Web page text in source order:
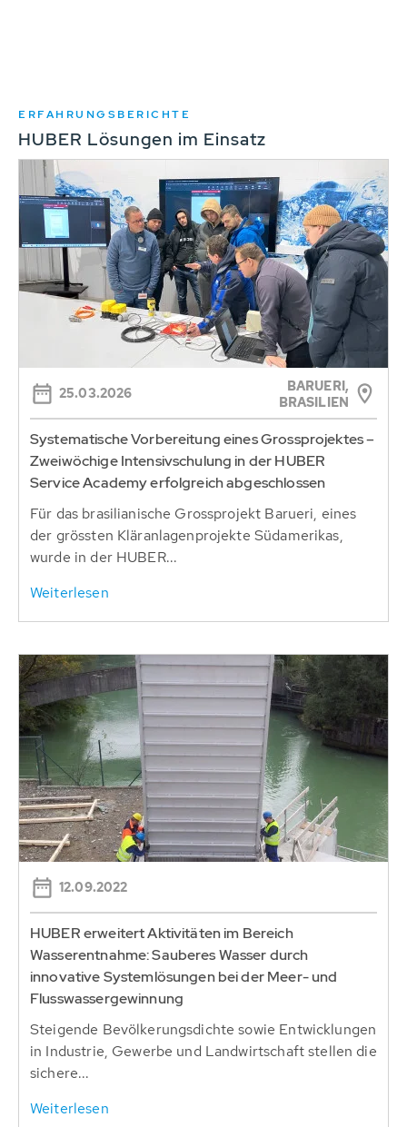
ERFAHRUNGSBERICHTE
HUBER Lösungen im Einsatz
25.03.2026
BARUERI,
BRASILIEN
Systematische Vorbereitung eines Grossprojektes –
Zweiwöchige Intensivschulung in der HUBER
Service Academy erfolgreich abgeschlossen
Für das brasilianische Grossprojekt Barueri, eines
der grössten Kläranlagenprojekte Südamerikas,
wurde in der HUBER...
Weiterlesen
12.09.2022
HUBER erweitert Aktivitäten im Bereich
Wasserentnahme: Sauberes Wasser durch
innovative Systemlösungen bei der Meer- und
Flusswassergewinnung
Steigende Bevölkerungsdichte sowie Entwicklungen
in Industrie, Gewerbe und Landwirtschaft stellen die
sichere...
Weiterlesen